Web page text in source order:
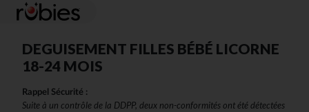
DEGUISEMENT FILLES BÉBÉ LICORNE
18-24 MOIS
Rappel Sécurité :
Suite à un contrôle de la DDPP, deux non-conformités ont été détectées